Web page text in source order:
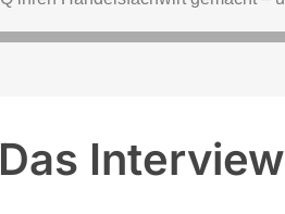
Das Interview